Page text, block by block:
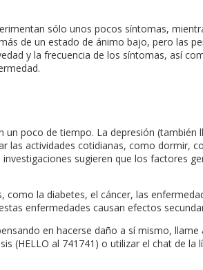
sólo unos pocos síntomas,
de un estado de ánimo bajo, pero las
y la frecuencia de los síntomas, así
poco de tiempo. La depresión
actividades cotidianas, como dormir,
sugieren que los factores
la diabetes, el cáncer, las
enfermedades causan efectos
en hacerse daño a sí mismo,
(HELLO al 741741) o utilizar el chat de